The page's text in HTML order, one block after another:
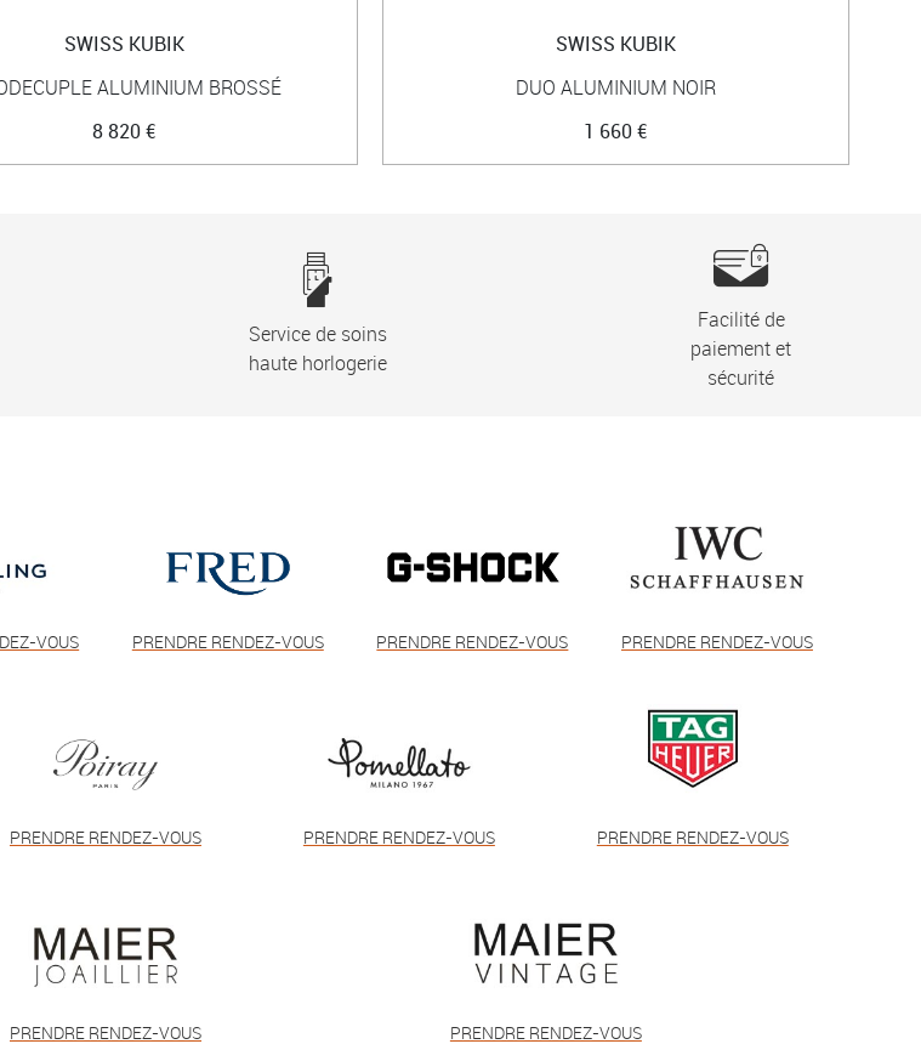
SWISS KUBIK
ALUMINIUM BROSSÉ
8 820 €
SWISS KUBIK
DUO ALUMINIUM NOIR
1 660 €
Service de soins
haute horlogerie
Facilité de
paiement et
sécurité
VOUS PRENDRE RENDEZ-VOUS PRENDRE RENDEZ-VOUS PRENDRE RENDEZ-VOUS
PRENDRE RENDEZ-VOUS PRENDRE RENDEZ-VOUS PRENDRE RENDEZ-VOUS
PRENDRE RENDEZ-VOUS PRENDRE RENDEZ-VOUS